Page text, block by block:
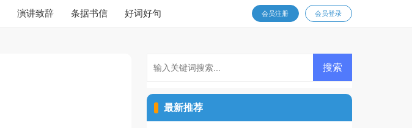
演讲致辞 条据书信 好词好句 会员登录
会员注册
最新推荐